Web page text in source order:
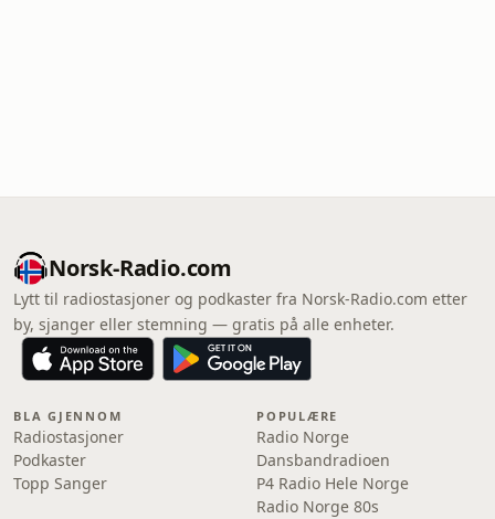
Norsk-Radio.com
Lytt til radiostasjoner og podkaster fra Norsk-Radio.com etter
by, sjanger eller stemning — gratis på alle enheter.
BLA GJENNOM
Radiostasjoner
Podkaster
Topp Sanger
POPULÆRE
Radio Norge
Dansbandradioen
P4 Radio Hele Norge
Radio Norge 80s